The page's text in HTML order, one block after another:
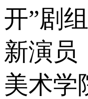
开”剧
新演员
美术学